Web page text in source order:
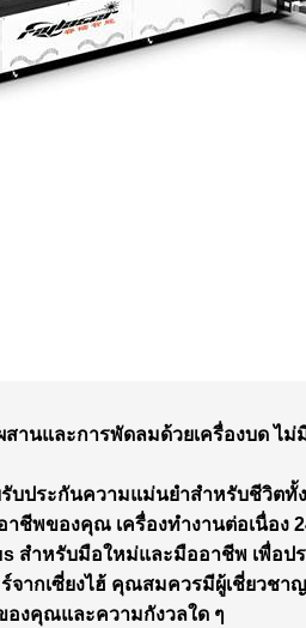
สานและการพัดลมด้วยเครื่องบด ไม่
บประกันความแม่นยําสําหรับชีวิตทั้
าชีพของคุณ เครื่องทํางานต่อเนื่อง
สําหรับมือใหม่และมืออาชีพ เพื่อป
จากเซี่ยงไฮ้ คุณสมควรมีผู้เชี่ยวชา
องคุณและความกังวลใด ๆ